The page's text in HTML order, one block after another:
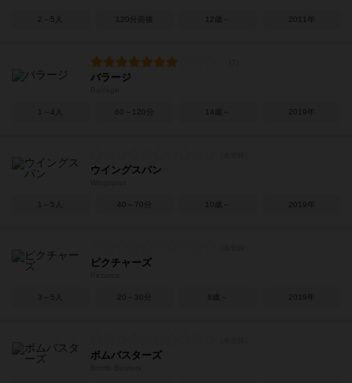
2～5人 120分前後 12歳～ 2011年
バラージ
1～4人 60～120分 14歳～ 2019年
ウイングスパン
1～5人 40～70分 10歳～ 2019年
ピクチャーズ
3～5人 20～30分 8歳～ 2019年
ボムバスターズ